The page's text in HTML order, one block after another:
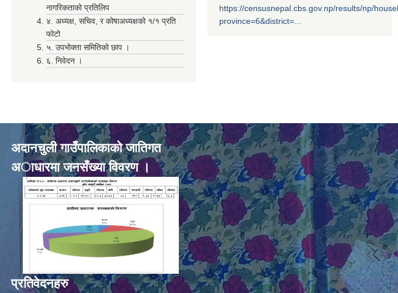
नागरिकताको प्रतिलिप
४. अध्यक्ष, सचिव, र कोषाअध्यक्षको १/१ प्रति
फोटो
५. उपभोक्ता समितिको छाप ।
६. निवेदन ।
https://censusnepal.cbs.gov.np/results/np/
province=6&district=...
अदानचुली गाउँपालिकाकाे जातिगत
अाधारमा जनसँख्या विवरण ।
प्रतिवेदनहरु